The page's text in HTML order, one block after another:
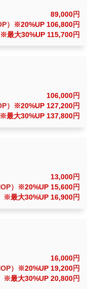
89,000円
）
※20%UP 106,800円
※最大30%UP 115,700円
106,000円
）
※20%UP 127,200円
※最大30%UP 137,800円
13,000円
）
※20%UP 15,600円
※最大30%UP 16,900円
16,000円
）
※20%UP 19,200円
※最大30%UP 20,800円